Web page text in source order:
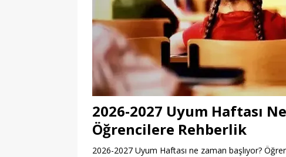
2026-2027 Uyum Haftası
Öğrencilere Rehberlik
2026-2027 Uyum Haftası ne zaman başlıyor?